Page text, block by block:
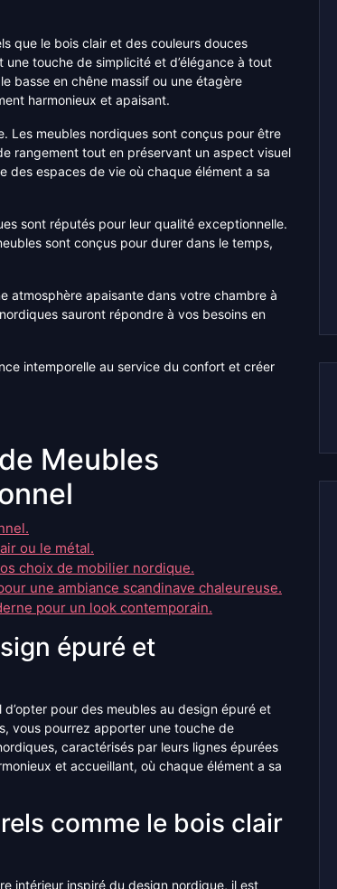
que le bois clair et des couleurs douces
touche de simplicité et d’élégance à tout
basse en chêne massif ou une étagère
harmonieux et apaisant.
Les meubles nordiques sont conçus pour être
rangement tout en préservant un aspect visuel
des espaces de vie où chaque élément a sa
sont réputés pour leur qualité exceptionnelle.
sont conçus pour durer dans le temps,
atmosphère apaisante dans votre chambre à
sauront répondre à vos besoins en
intemporelle au service du confort et créer
Meubles
ou le métal.
choix de mobilier nordique.
une ambiance scandinave chaleureuse.
pour un look contemporain.
épuré et
pour des meubles au design épuré et
vous pourrez apporter une touche de
caractérisés par leurs lignes épurées
et accueillant, où chaque élément a sa
comme le bois clair
intérieur inspiré du design nordique, il est